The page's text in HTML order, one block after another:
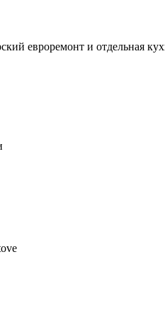
евроремонт и отдельная